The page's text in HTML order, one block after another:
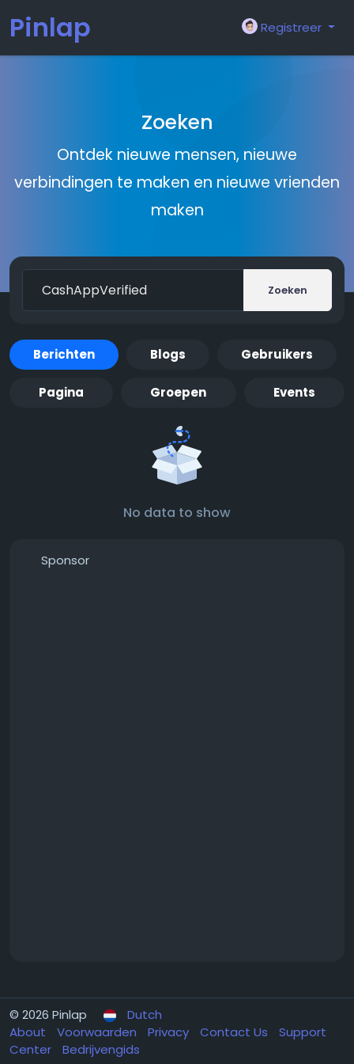
Pinlap Registreer
Zoeken
Ontdek nieuwe mensen, nieuwe
verbindingen te maken en nieuwe vrienden
maken
Zoeken
Berichten Blogs Gebruikers
Pagina Groepen Events
No data to show
Sponsor
© 2026 Pinlap
Dutch
About
Voorwaarden Privacy Contact Us
Support
Center
Bedrijvengids